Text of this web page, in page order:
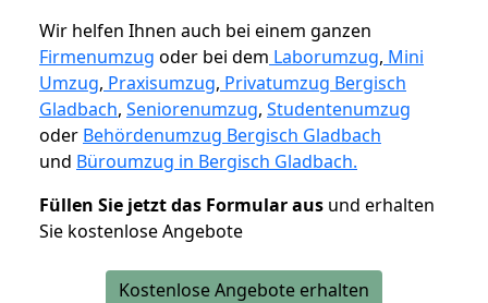
Wir helfen Ihnen auch bei einem ganzen
Firmenumzug oder bei dem Laborumzug, Mini
Umzug, Praxisumzug, Privatumzug Bergisch
Gladbach, Seniorenumzug, Studentenumzug
oder Behördenumzug Bergisch Gladbach
und Büroumzug in Bergisch Gladbach.
Füllen Sie jetzt das Formular aus und erhalten
Sie kostenlose Angebote
Kostenlose Angebote erhalten